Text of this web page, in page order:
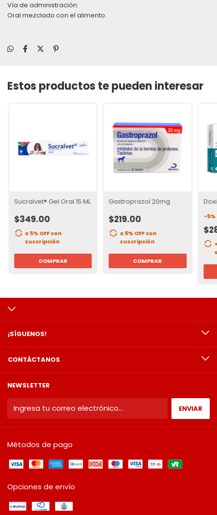
Vía de administración:
Oral mezclado con el alimento.
Estos productos te pueden interesar
Sucralvet® Gel Oral 15 ML
$349.00
o 5% OFFcon
suscripción
COMPRAR
Gastroprazol 20mg
$219.00
o 5% OFFcon
suscripción
COMPRAR
-5%
¡SÍGUENOS!
CONTÁCTANOS
NEWSLETTER
Métodos de pago
Opciones de envío